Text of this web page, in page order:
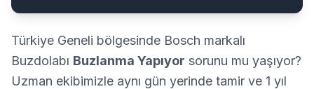
Türkiye Geneli bölgesinde Bosch markalı
Buzdolabı Buzlanma Yapıyor sorunu mu yaşıyor?
Uzman ekibimizle aynı gün yerinde tamir ve 1 yıl